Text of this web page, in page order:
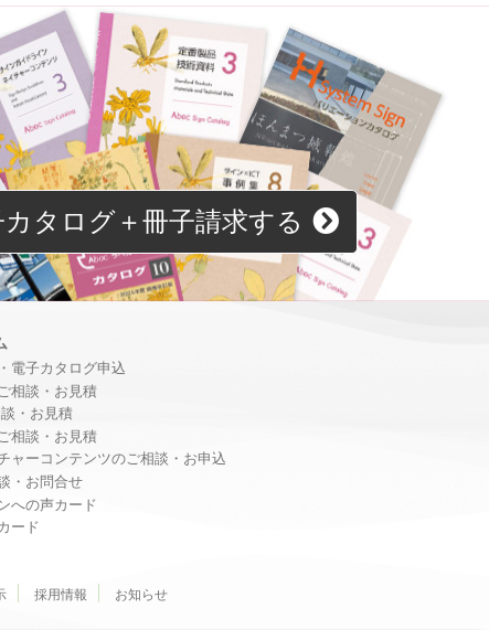
カタログ＋冊子請求する
電子カタログ申込
相談・お見積
・お見積
相談・お見積
ャーコンテンツのご相談・お申込
・お問合せ
への声カード
ード
採用情報 お知らせ